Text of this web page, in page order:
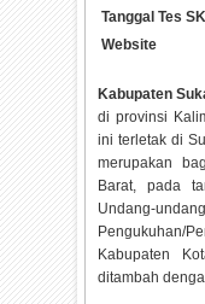
Tanggal Tes
Website
Kabupaten
di provinsi
ini terletak di
merupakan
Barat, pada
Undang-
Kabupaten
ditambah